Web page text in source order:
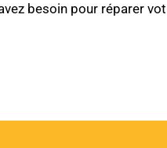
besoin pour réparer